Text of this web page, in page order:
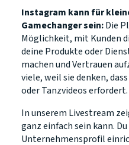
Instagram kann für
Gamechanger sein:Die
Möglichkeit, mit Kunden
deine Produkte oder
machen und Vertrauen
viele, weil sie denken,
oder Tanzvideos
In unserem Livestream
ganz einfach sein kann.
Unternehmensprofil